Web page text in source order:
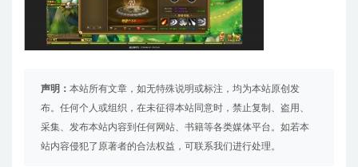
声明： 本站所有文章，如无特殊说明或标注，均为本站原创发
布。任何个人或组织，在未征得本站同意时，禁止复制、盗用、
采集、发布本站内容到任何网站、书籍等各类媒体平台。如若本
站内容侵犯了原著者的合法权益，可联系我们进行处理。